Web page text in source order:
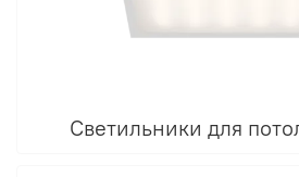
Светильники для